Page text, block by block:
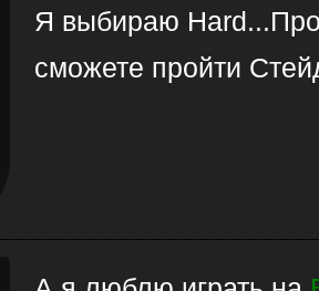
Я выбираю
сможете пройти